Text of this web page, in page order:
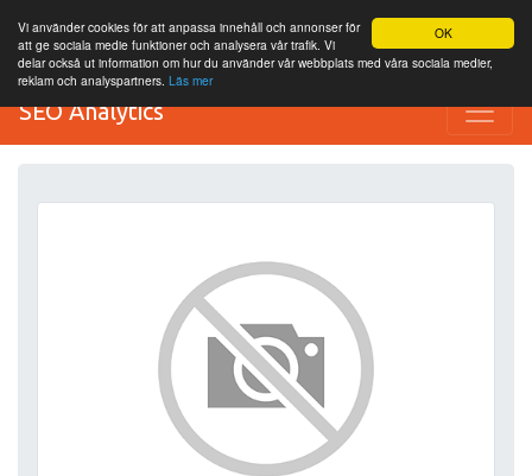
OK
Vi använder cookies för att anpassa innehåll och annonser för
att ge sociala medie funktioner och analysera vår trafik. Vi
delar också ut information om hur du använder vår webbplats med våra sociala medier,
reklam och analyspartners. Läs mer
SEO Analytics